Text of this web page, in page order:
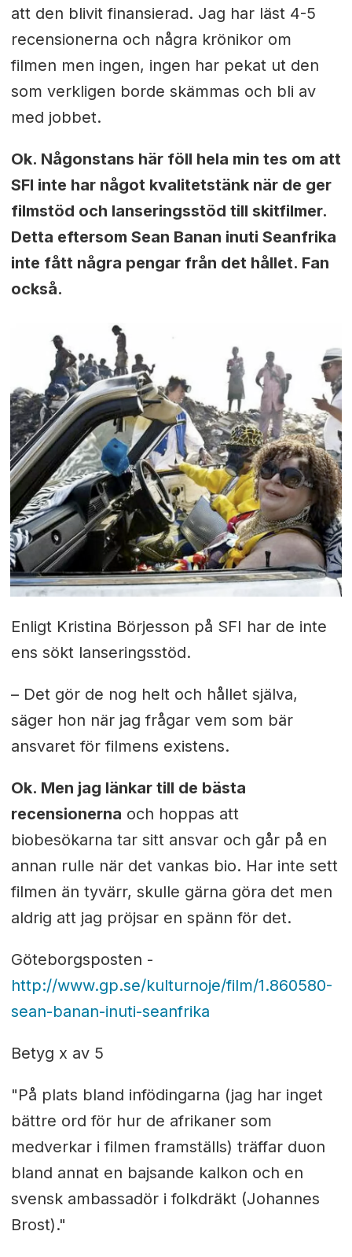
att den blivit finansierad. Jag har läst 4-5
recensionerna och några krönikor om
filmen men ingen, ingen har pekat ut den
som verkligen borde skämmas och bli av
med jobbet.
Ok. Någonstans här föll hela min tes om att
SFI inte har något kvalitetstänk när de ger
filmstöd och lanseringsstöd till skitfilmer.
Detta eftersom Sean Banan inuti Seanfrika
inte fått några pengar från det hållet. Fan
också.
Enligt Kristina Börjesson på SFI har de inte
ens sökt lanseringsstöd.
– Det gör de nog helt och hållet själva,
säger hon när jag frågar vem som bär
ansvaret för filmens existens.
Ok. Men jag länkar till de bästa
recensionerna och hoppas att
biobesökarna tar sitt ansvar och går på en
annan rulle när det vankas bio. Har inte sett
filmen än tyvärr, skulle gärna göra det men
aldrig att jag pröjsar en spänn för det.
Göteborgsposten -
http://www.gp.se/kulturnoje/film/1.860580-
sean-banan-inuti-seanfrika
Betyg x av 5
"På plats bland infödingarna (jag har inget
bättre ord för hur de afrikaner som
medverkar i filmen framställs) träffar duon
bland annat en bajsande kalkon och en
svensk ambassadör i folkdräkt (Johannes
Brost)."